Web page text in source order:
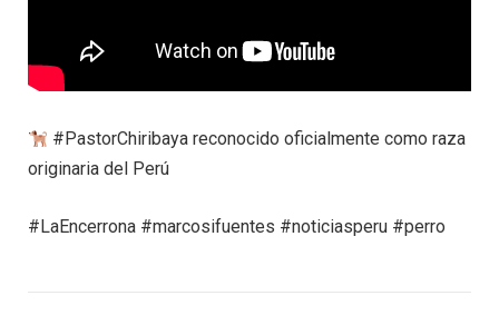
#PastorChiribaya reconocido oficialmente como raza
originaria del Perú
#LaEncerrona #marcosifuentes #noticiasperu #perro